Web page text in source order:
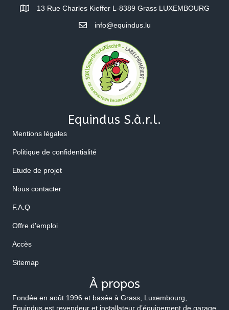
13 Rue Charles Kieffer L-8389 Grass LUXEMBOURG
info@equindus.lu
Equindus S.à.r.l.
Mentions légales
Politique de confidentialité
Etude de projet
Nous contacter
F.A.Q
Offre d'emploi
Accès
Sitemap
À propos
Fondée en août 1996 et basée à Grass, Luxembourg,
Equindus est revendeur et installateur d’équipement de garage